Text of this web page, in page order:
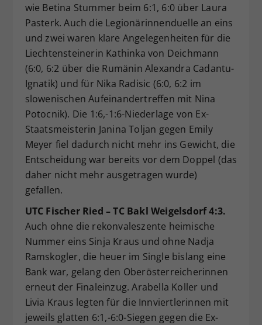
wie Betina Stummer beim 6:1, 6:0 über Laura
Pasterk. Auch die Legionärinnenduelle an eins
und zwei waren klare Angelegenheiten für die
Liechtensteinerin Kathinka von Deichmann
(6:0, 6:2 über die Rumänin Alexandra Cadantu-
Ignatik) und für Nika Radisic (6:0, 6:2 im
slowenischen Aufeinandertreffen mit Nina
Potocnik). Die 1:6,-1:6-Niederlage von Ex-
Staatsmeisterin Janina Toljan gegen Emily
Meyer fiel dadurch nicht mehr ins Gewicht, die
Entscheidung war bereits vor dem Doppel (das
daher nicht mehr ausgetragen wurde)
gefallen.
UTC Fischer Ried – TC Bakl Weigelsdorf 4:3.
Auch ohne die rekonvaleszente heimische
Nummer eins Sinja Kraus und ohne Nadja
Ramskogler, die heuer im Single bislang eine
Bank war, gelang den Oberösterreicherinnen
erneut der Finaleinzug. Arabella Koller und
Livia Kraus legten für die Innviertlerinnen mit
jeweils glatten 6:1,-6:0-Siegen gegen die Ex-